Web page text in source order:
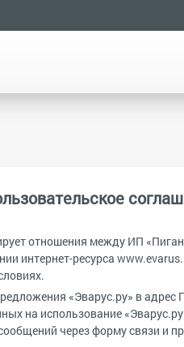
отношения между ИП
интернет-ресурса
«Эварус.ру» в адрес
на использование
через форму связи и